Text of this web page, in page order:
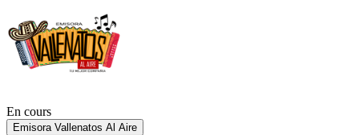
En cours
Emisora Vallenatos Al Aire